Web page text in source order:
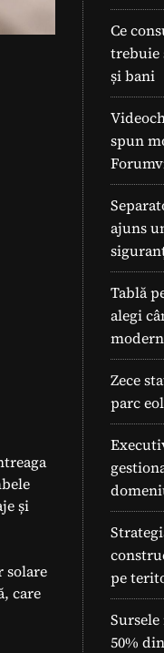
și
solare
care
Ce
trebuie
și bani
spun
ajuns
Tablă
alegi
modern
Zece
parc
pe
50%